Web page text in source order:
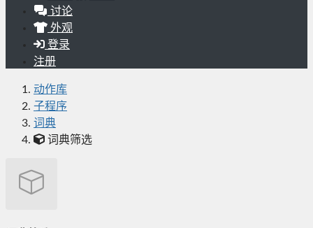
讨论
外观
登录
注册
动作库
子程序
词典
词典筛选